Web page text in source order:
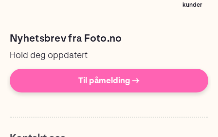
kunder
Nyhetsbrev fra Foto.no
Hold deg oppdatert
Til påmelding →